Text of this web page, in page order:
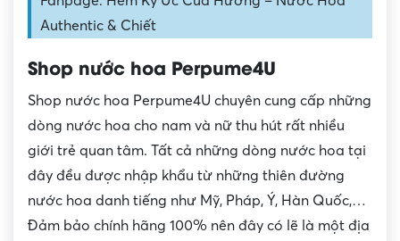
Authentic & Chiết
Shop nước hoa Perpume4U
Shop nước hoa Perpume4U chuyên cung cấp những
dòng nước hoa cho nam và nữ thu hút rất nhiều
giới trẻ quan tâm. Tất cả những dòng nước hoa tại
đây đều được nhập khẩu từ những thiên đường
nước hoa danh tiếng như Mỹ, Pháp, Ý, Hàn Quốc,…
Đảm bảo chính hãng 100% nên đây có lẽ là một địa